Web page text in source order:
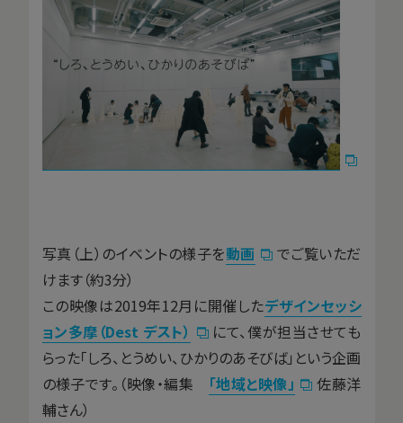
写真（上）のイベントの様子を動画
でご覧いただ
けます（約3分）
この映像は2019年12月に開催したデザインセッシ
ョン多摩（Dest デスト）
にて、僕が担当させても
らった「しろ、とうめい、ひかりのあそびば」という企画
の様子です。（映像・編集 「地域と映像」
佐藤洋
輔さん）